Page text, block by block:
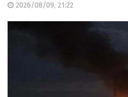
2026/08/09, 21:22